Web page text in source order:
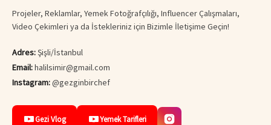
Projeler, Reklamlar, Yemek Fotoğrafçılığı, Influencer Çalışmaları,
Video Çekimleri ya da İstekleriniz için Bizimle İletişime Geçin!
Adres:Şişli/İstanbul
Email:halilsimir@gmail.com
Instagram:@gezginbirchef
Gezi Vlog Yemek Tarifleri